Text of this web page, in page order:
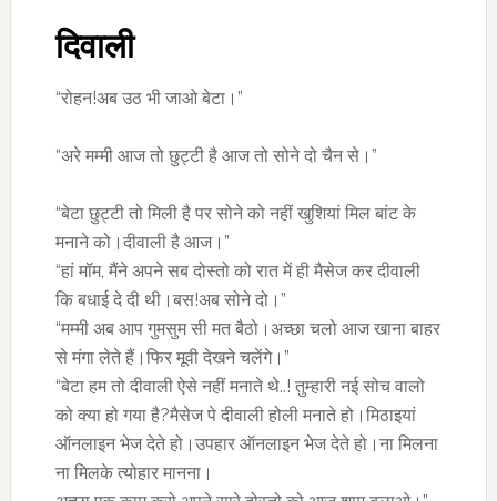
दिवाली
“रोहन!अब उठ भी जाओ बेटा।”
“अरे मम्मी आज तो छुट्टी है आज तो सोने दो चैन से।”
“बेटा छुट्टी तो मिली है पर सोने को नहीं खुशियां मिल बांट के
मनाने को।दीवाली है आज।”
“हां मॉम, मैंने अपने सब दोस्तो को रात में ही मैसेज कर दीवाली
कि बधाई दे दी थी।बस!अब सोने दो।”
“मम्मी अब आप गुमसुम सी मत बैठो।अच्छा चलो आज खाना बाहर
से मंगा लेते हैं।फिर मूवी देखने चलेंगे।”
“बेटा हम तो दीवाली ऐसे नहीं मनाते थे..! तुम्हारी नई सोच वालो
को क्या हो गया है?मैसेज पे दीवाली होली मनाते हो।मिठाइयां
ऑनलाइन भेज देते हो।उपहार ऑनलाइन भेज देते हो।ना मिलना
ना मिलके त्योहार मानना।